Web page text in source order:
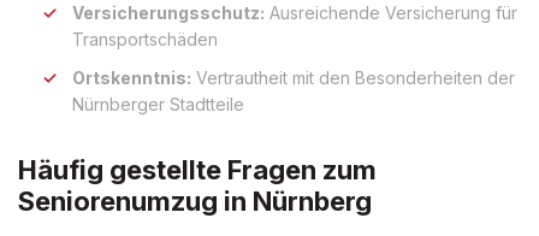
Versicherungsschutz: Ausreichende Versicherung für
Transportschäden
Ortskenntnis: Vertrautheit mit den Besonderheiten der
Nürnberger Stadtteile
Häufig gestellte Fragen zum
Seniorenumzug in Nürnberg